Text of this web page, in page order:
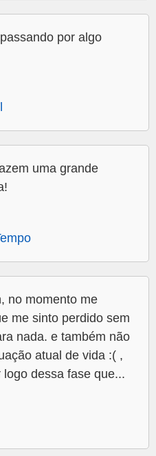
por algo
uma grande
no momento me
me sinto perdido sem
nada. e também não
atual de vida :( ,
dessa fase que...